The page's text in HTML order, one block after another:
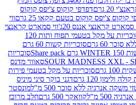
דפדפי קוקוס צ'יפס קוקוס
בטעם קקאו 25 גרם
ווי
אננס 20ג'
ווי סמארט קראנצי
SKILLS DUO סוכריות על מקל בטעמי תפוח ותות 120
סוכריות קשות 60 גרם
סוכריות
סאוור מדנס
סוכריות על מקל בטעמי פירות
דגני בוקר סיני מיניס
סוכר 500 מ"ל
מונסטר
קוואקר 500 גרם
חלב מרוכז